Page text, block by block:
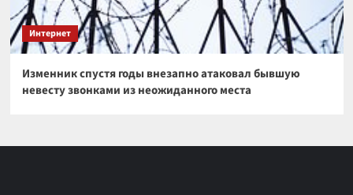
Интернет
Изменник спустя годы внезапно атаковал бывшую
невесту звонками из неожиданного места